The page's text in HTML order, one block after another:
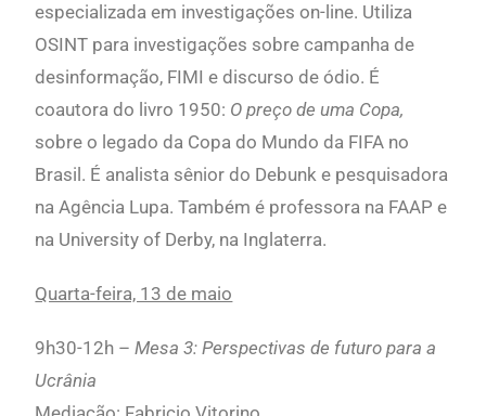
especializada em investigações on-line. Utiliza
OSINT para investigações sobre campanha de
desinformação, FIMI e discurso de ódio. É
coautora do livro 1950: O preço de uma Copa,
sobre o legado da Copa do Mundo da FIFA no
Brasil. É analista sênior do Debunk e pesquisadora
na Agência Lupa. Também é professora na FAAP e
na University of Derby, na Inglaterra.
Quarta-feira, 13 de maio
9h30-12h –Mesa 3: Perspectivas de futuro para a
Ucrânia